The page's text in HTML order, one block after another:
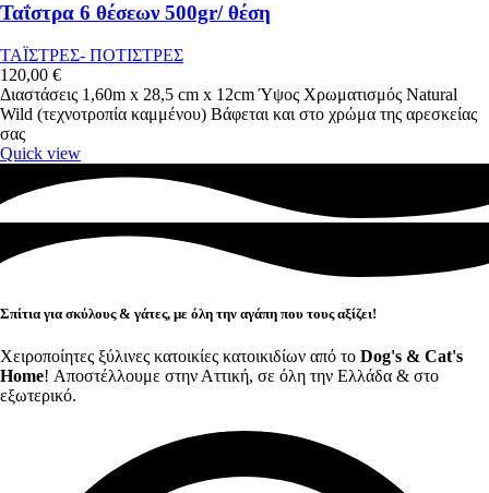
Ταΐστρα 6 θέσεων 500gr/ θέση
ΤΑΪΣΤΡΕΣ- ΠΟΤΙΣΤΡΕΣ
120,00 €
Διαστάσεις 1,60m x 28,5 cm x 12cm Ύψος Χρωματισμός Natural
Wild (τεχνοτροπία καμμένου) Βάφεται και στο χρώμα της αρεσκείας
σας
Quick view
Σπίτια για σκύλους & γάτες, με όλη την αγάπη που τους αξίζει!
Χειροποίητες ξύλινες κατοικίες κατοικιδίων από το Dog's & Cat's
Home! Αποστέλλουμε στην Αττική, σε όλη την Ελλάδα & στο
εξωτερικό.